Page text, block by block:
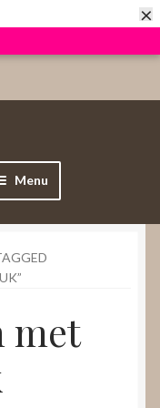
×
Menu
met